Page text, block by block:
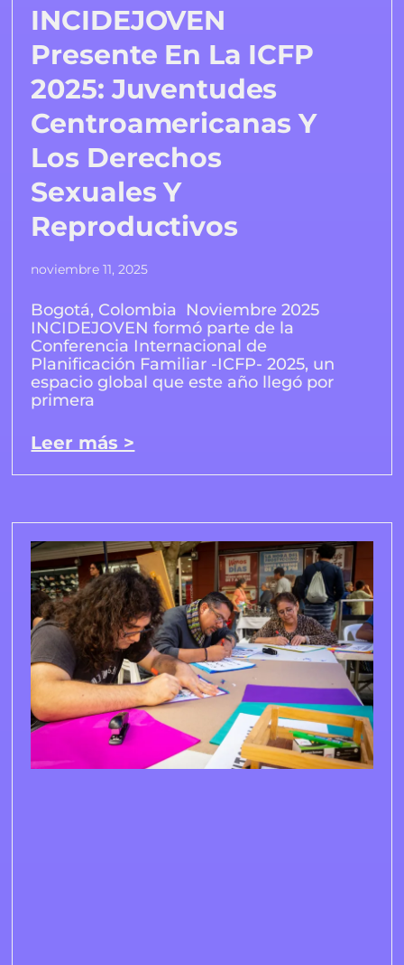
INCIDEJOVEN
Presente En La ICFP
2025: Juventudes
Centroamericanas Y
Los Derechos
Sexuales Y
Reproductivos
noviembre 11, 2025
Bogotá, Colombia Noviembre 2025
INCIDEJOVEN formó parte de la
Conferencia Internacional de
Planificación Familiar -ICFP- 2025, un
espacio global que este año llegó por
primera
Leer más >